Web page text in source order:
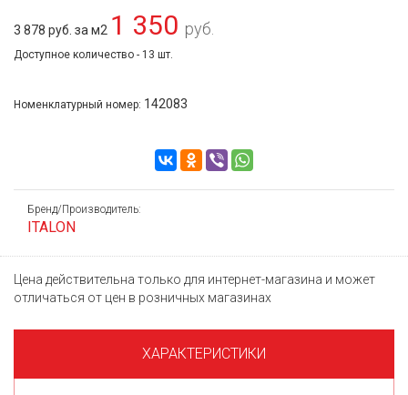
3 878 руб. за м2 1 350 руб.
Доступное количество - 13 шт.
Номенклатурный номер: 142083
Бренд/Производитель:
ITALON
Цена действительна только для интернет-магазина и может
отличаться от цен в розничных магазинах
ХАРАКТЕРИСТИКИ